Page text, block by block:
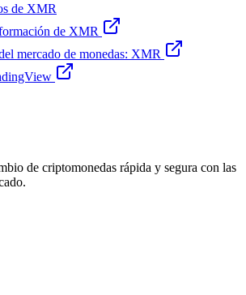
de XMR
de XMR
mercado de monedas: XMR
de criptomonedas rápida y segura con las